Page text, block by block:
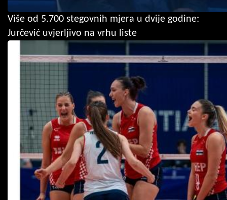
Više od 5.700 stegovnih mjera u dvije godine:
Jurčević uvjerljivo na vrhu liste